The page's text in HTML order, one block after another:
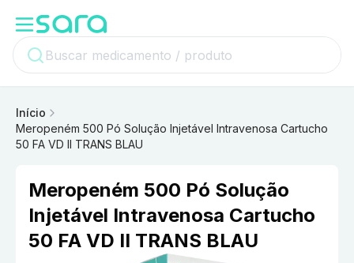
Início
Meropeném 500 Pó Solução Injetável Intravenosa Cartucho
50 FA VD II TRANS BLAU
Meropeném 500 Pó Solução
Injetável Intravenosa Cartucho
50 FA VD II TRANS BLAU